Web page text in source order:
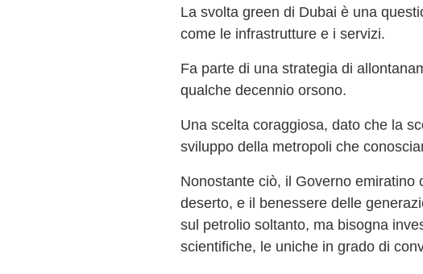
La svolta green di Dubai è una
come le infrastrutture e i servizi.
Fa parte di una strategia di
qualche decennio orsono.
Una scelta coraggiosa, dato che la
sviluppo della metropoli che
Nonostante ciò, il Governo emiratino
deserto, e il benessere delle
sul petrolio soltanto, ma bisogna
scientifiche, le uniche in grado di